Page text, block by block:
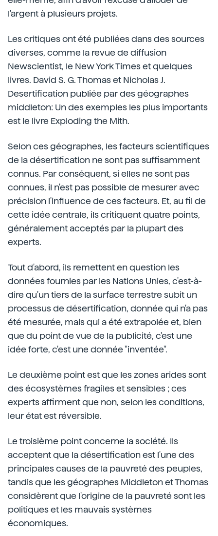
l'argent à plusieurs projets.
Les critiques ont été publiées dans des sources
diverses, comme la revue de diffusion
Newscientist, le New York Times et quelques
livres. David S. G. Thomas et Nicholas J.
Desertification publiée par des géographes
middleton: Un des exemples les plus importants
est le livre Exploding the Mith.
Selon ces géographes, les facteurs scientifiques
de la désertification ne sont pas suffisamment
connus. Par conséquent, si elles ne sont pas
connues, il n'est pas possible de mesurer avec
précision l'influence de ces facteurs. Et, au fil de
cette idée centrale, ils critiquent quatre points,
généralement acceptés par la plupart des
experts.
Tout d'abord, ils remettent en question les
données fournies par les Nations Unies, c'est-à-
dire qu'un tiers de la surface terrestre subit un
processus de désertification, donnée qui n'a pas
été mesurée, mais qui a été extrapolée et, bien
que du point de vue de la publicité, c'est une
idée forte, c'est une donnée "inventée".
Le deuxième point est que les zones arides sont
des écosystèmes fragiles et sensibles ; ces
experts affirment que non, selon les conditions,
leur état est réversible.
Le troisième point concerne la société. Ils
acceptent que la désertification est l'une des
principales causes de la pauvreté des peuples,
tandis que les géographes Middleton et Thomas
considèrent que l'origine de la pauvreté sont les
politiques et les mauvais systèmes
économiques.